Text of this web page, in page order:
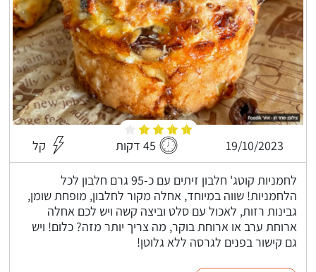
19/10/2023 45 דקות קל
לחמניות קוטג' חלבון זיתים עם כ-95 גרם חלבון לכל
הלחמניות! שווה במיוחד, אחלה מקור לחלבון, מופחת שומן,
גבינות רזות, לאכול עם סלט וביצה קשה ויש לכם אחלה
ארוחת ערב או ארוחת בוקר, מה צריך יותר מזה? כלום! ויש
גם קישור בפנים לגרסה ללא גלוטן!